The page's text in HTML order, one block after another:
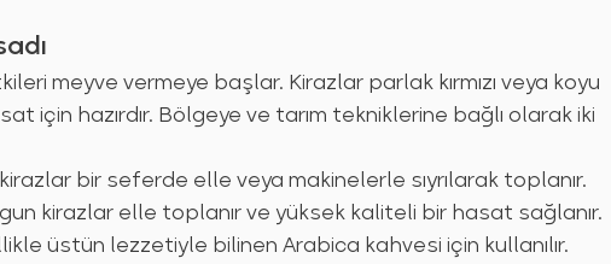
meyve vermeye başlar. Kirazlar parlak kırmızı veya koyu
için hazırdır. Bölgeye ve tarım tekniklerine bağlı olarak iki
bir seferde elle veya makinelerle sıyrılarak toplanır.
kirazlar elle toplanır ve yüksek kaliteli bir hasat sağlanır.
üstün lezzetiyle bilinen Arabica kahvesi için kullanılır.